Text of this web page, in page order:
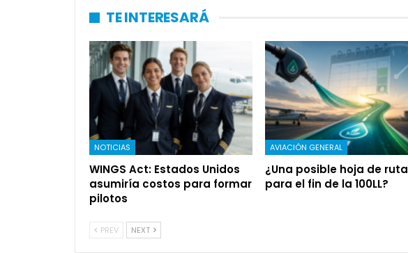
TE INTERESARÁ
NOTICIAS
WINGS Act: Estados Unidos
asumiría costos para formar
pilotos
AVIACIÓN GENERAL
¿Una posible hoja de ruta
para el fin de la 100LL?
PREV NEXT